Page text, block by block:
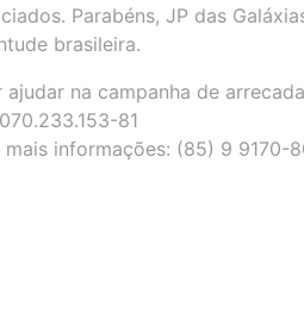
Parabéns, JP das
brasileira.
ajudar na campanha de
81
mais informações: (85) 9 9170-